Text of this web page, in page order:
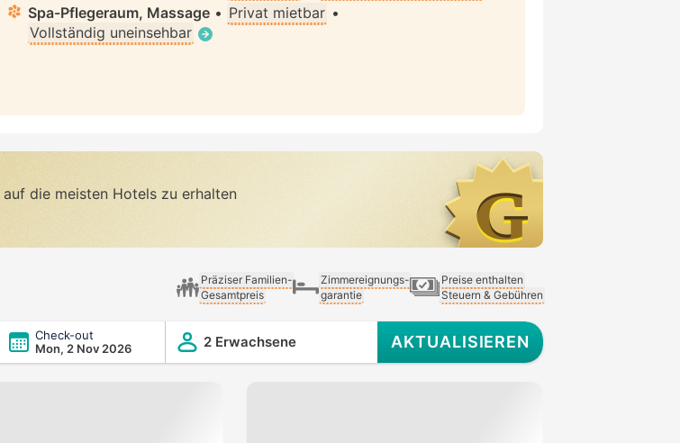
Spa-Pflegeraum, Massage • Privat mietbar •
Vollständig uneinsehbar
auf die meisten Hotels zu erhalten
Präziser Familien-
Gesamtpreis
Zimmereignungs-
garantie
Preise enthalten
Steuern & Gebühren
Check-out
Mon, 2 Nov 2026
2 Erwachsene AKTUALISIEREN